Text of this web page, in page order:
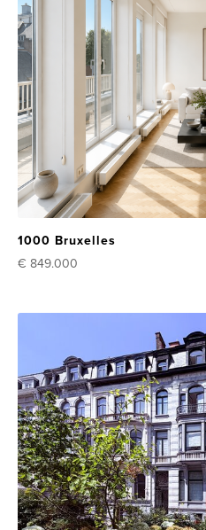
1000 Bruxelles
€ 849.000